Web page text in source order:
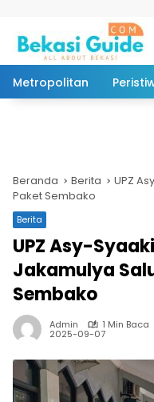
Metropolitan
Beranda Berita
UPZ
Paket Sembako
Berita
UPZ Asy-
Jakamulya
Sembako
Admin 1 Min Baca
2025-09-07